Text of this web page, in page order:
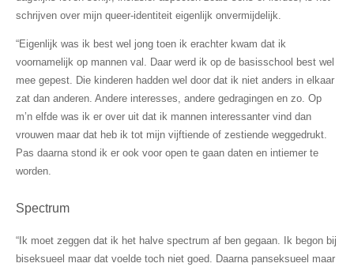
schrijven over mijn queer-identiteit eigenlijk onvermijdelijk.
“Eigenlijk was ik best wel jong toen ik erachter kwam dat ik
voornamelijk op mannen val. Daar werd ik op de basisschool best wel
mee gepest. Die kinderen hadden wel door dat ik niet anders in elkaar
zat dan anderen. Andere interesses, andere gedragingen en zo. Op
m’n elfde was ik er over uit dat ik mannen interessanter vind dan
vrouwen maar dat heb ik tot mijn vijftiende of zestiende weggedrukt.
Pas daarna stond ik er ook voor open te gaan daten en intiemer te
worden.
Spectrum
“Ik moet zeggen dat ik het halve spectrum af ben gegaan. Ik begon bij
biseksueel maar dat voelde toch niet goed. Daarna panseksueel maar